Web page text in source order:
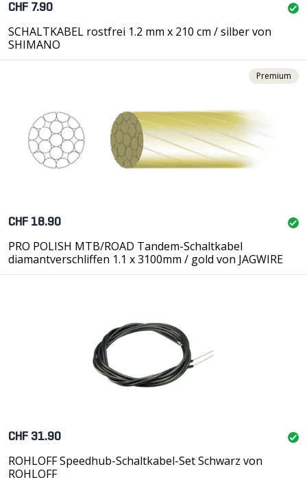
CHF 7.90
SCHALTKABEL rostfrei 1.2 mm x 210 cm / silber von
SHIMANO
Premium
CHF 18.90
PRO POLISH MTB/ROAD Tandem-Schaltkabel
diamantverschliffen 1.1 x 3100mm / gold von JAGWIRE
CHF 31.90
ROHLOFF Speedhub-Schaltkabel-Set Schwarz von
ROHLOFF